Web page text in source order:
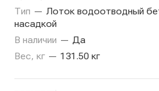
Тип — Лоток водоотводный
насадкой
В наличии — Да
Вес, кг — 131.50 кг